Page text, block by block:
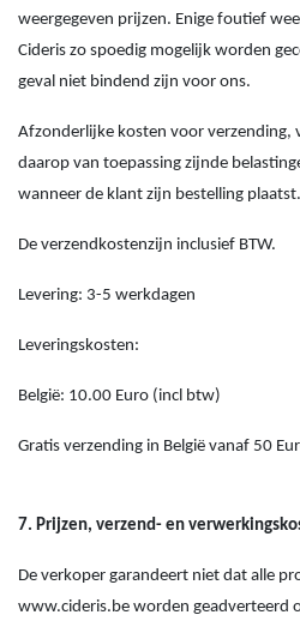
weergegeven prijzen. Enige foutief
Cideris zo spoedig mogelijk worden
geval niet bindend zijn voor ons.
Afzonderlijke kosten voor verzending,
daarop van toepassing zijnde
wanneer de klant zijn bestelling plaatst.
De verzendkostenzijn inclusief BTW.
Levering: 3-5 werkdagen
Leveringskosten:
België: 10.00 Euro (incl btw)
Gratis verzending in België vanaf 50
7. Prijzen, verzend- en
De verkoper garandeert niet dat alle
www.cideris.be worden geadverteerd